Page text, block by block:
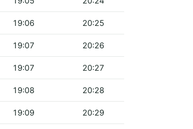
19:06 20:25
19:07 20:26
19:07 20:27
19:08 20:28
19:09 20:29